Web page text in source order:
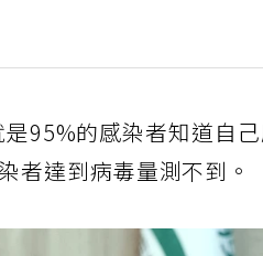
95%的感染者知道自
者達到病毒量測不到。